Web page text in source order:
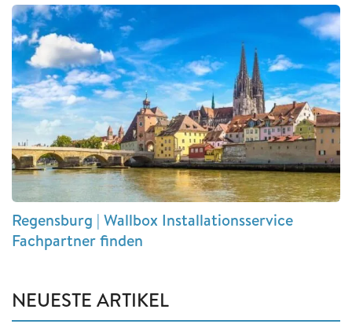
Regensburg | Wallbox Installationsservice
Fachpartner finden
NEUESTE ARTIKEL